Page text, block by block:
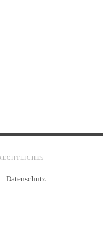
Datenschutz